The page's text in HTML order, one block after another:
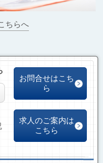
ちらへ
お問合せはこち
ら
求人のご案内は
こちら